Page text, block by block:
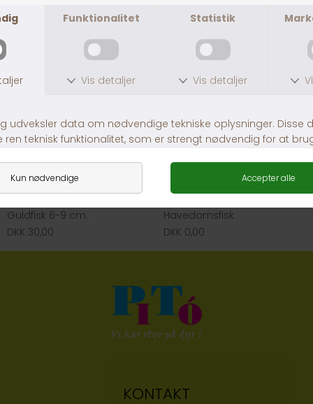
Guldfisk 6-9 cm.
DKK 30,00
Havedamsfisk
DKK 0,00
KONTAKT